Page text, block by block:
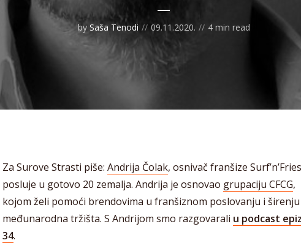
by Saša Tenodi 09.11.2020. 4 min read
Za Surove Strasti piše: Andrija Čolak, osnivač franšize
posluje u gotovo 20 zemalja. Andrija je osnovao grupaciju CFCG,
kojom želi pomoći brendovima u franšiznom poslovanju i
međunarodna tržišta. S Andrijom smo razgovarali u podcast
34.